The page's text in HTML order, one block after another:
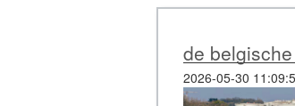
de
2026-05-30